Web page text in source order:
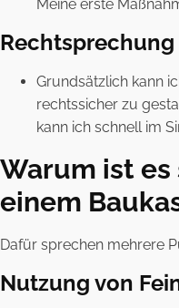
Meine erste
Grundsätzlich kann
rechtssicher zu
kann ich schnell im
Warum ist
einem
Dafür sprechen mehrere
Nutzung von